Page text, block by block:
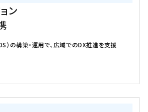
ン
）の構築・運用で、広域でのDX推進を支援